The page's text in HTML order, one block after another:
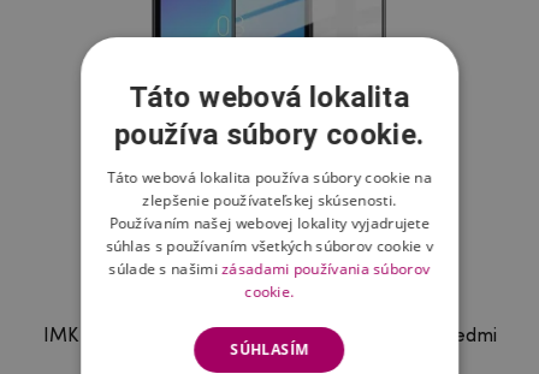
IMK celoplošné tvrdené sklo na mobil Xiaomi Redmi
7A
Táto webová lokalita
používa súbory cookie.
Táto webová lokalita používa súbory cookie na
zlepšenie používateľskej skúsenosti.
Používaním našej webovej lokality vyjadrujete
súhlas s používaním všetkých súborov cookie v
súlade s našimizásadami používania súborov
cookie.
SÚHLASÍM